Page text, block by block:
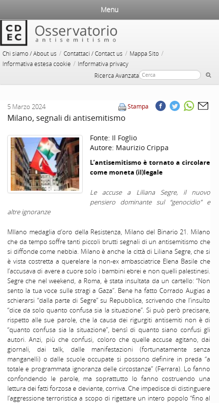
Chi siamo / About us / Contattaci / Contact us / Mappa Sito /
Informativa estesa cookie / Informativa privacy
Ricerca Avanzata
Menu
Stampa
5 Marzo 2024
Milano, segnali di antisemitismo
Fonte: Il Foglio
Autore: Maurizio Crippa
L’antisemitismo è tornato a circolare
come moneta (il)legale
Le accuse a Liliana Segre, il nuovo
pensiero dominante sul “genocidio” e
altre ignoranze
Mllano medaglia d’oro della Resistenza, Milano del Binario 21. Milano
che da tempo soffre tanti piccoli brutti segnali di un antisemitismo che
si diffonde come nebbia. Milano è anche la città di Liliana Segre, che si
è vista costretta a querelare la non-ex ambasciatrice Elena Basile che
l’accusava di avere a cuore solo i bambini ebrei e non quelli palestinesi.
Segre che nel weekend, a Roma, è stata insultata da un cartello: “Non
sento la tua voce sulle stragi a Gaza”. Bene ha fatto Corrado Augias a
schierarsi “dalla parte di Segre” su Repubblica, scrivendo che l’insulto
“dice da solo quanto confusa sia la situazione”. Si può però precisare,
rispetto alle sue parole, che la causa dei rigurgiti antisemiti non è di
“quanto confusa sia la situazione”, bensì di quanto siano confusi gli
autori. Anzi, più che confusi, coloro che quelle accuse agitano, dai
giornali, dai talk, dalle manifestazioni (fortunatamente senza
manganelli) o dalle scuole occupate si possono definire in preda “a
totale e programmata ignoranza delle circostanze” (Ferrara). Lo fanno
confondendo le parole, ma soprattutto lo fanno costruendo una
lettura dei fatti forzosa e deviante, corriva. Che impedisce di distinguere
l’aggressione terroristica a scopo di rigettare un intero popolo “fino al